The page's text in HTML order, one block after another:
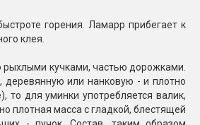
горения. Ламарр прибегает к
клея.
рыхлыми кучками, частью дорожками.
деревянную или нанковую - и плотно
для уминки употребляется валик,
плотная масса с гладкой, блестящей